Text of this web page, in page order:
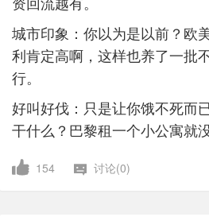
城市印象：你以为是以前？欧
利肯定高啊，这样也养了一批
行。
好叫好伐：只是让你饿不死而
干什么？巴黎租一个小公寓就没
154 讨论(0)